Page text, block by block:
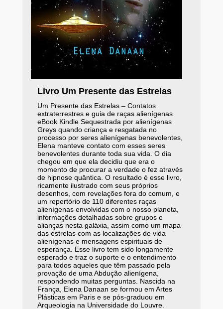
Livro Um Presente das Estrelas
Um Presente das Estrelas – Contatos
extraterrestres e guia de raças alienígenas
eBook Kindle Sequestrada por alienígenas
Greys quando criança e resgatada no
processo por seres alienígenas benevolentes,
Elena manteve contato com esses seres
benevolentes durante toda sua vida. O dia
chegou em que ela decidiu que era o
momento de procurar a verdade o fez através
de hipnose quântica. O resultado é esse livro,
ricamente ilustrado com seus próprios
desenhos, com revelações fora do comum, e
um repertório de 110 diferentes raças
alienígenas envolvidas com o nosso planeta,
informações detalhadas sobre grupos e
alianças nesta galáxia, assim como um mapa
das estrelas com as localizações de vida
alienígenas e mensagens espirituais de
esperança. Esse livro tem sido longamente
esperado e traz o suporte e o entendimento
para todos aqueles que têm passado pela
provação de uma Abdução alienígena,
respondendo muitas perguntas. Nascida na
França, Elena Danaan se formou em Artes
Plásticas em Paris e se pós-graduou em
Arqueologia na Universidade do Louvre.